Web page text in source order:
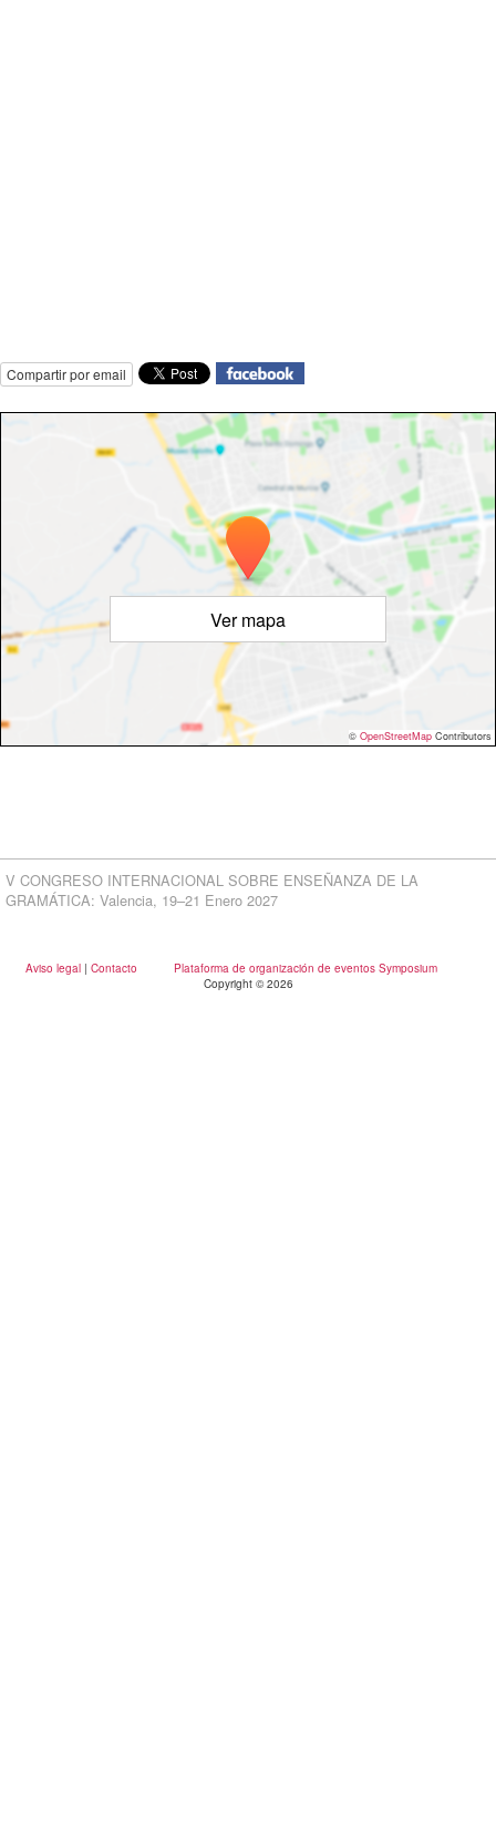
Compartir por email
Ver mapa
© OpenStreetMap Contributors
V CONGRESO INTERNACIONAL SOBRE ENSEÑANZA DE LA
GRAMÁTICA: Valencia, 19–21 Enero 2027
Aviso legal | Contacto
Plataforma de organización de eventos Symposium
Copyright © 2026